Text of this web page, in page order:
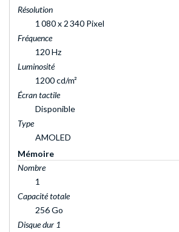
Résolution
1 080 x 2 340 Pixel
Fréquence
120 Hz
Luminosité
1200 cd/m²
Écran tactile
Disponible
Type
AMOLED
Mémoire
Nombre
1
Capacité totale
256 Go
Disque dur 1